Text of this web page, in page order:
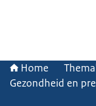
Home
Gezondheid en